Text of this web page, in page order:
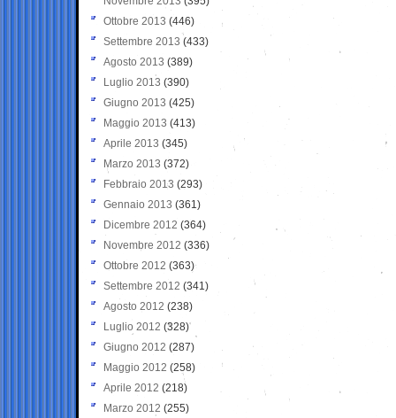
Ottobre 2013 (446)
Settembre 2013 (433)
Agosto 2013 (389)
Luglio 2013 (390)
Giugno 2013 (425)
Maggio 2013 (413)
Aprile 2013 (345)
Marzo 2013 (372)
Febbraio 2013 (293)
Gennaio 2013 (361)
Dicembre 2012 (364)
Novembre 2012 (336)
Ottobre 2012 (363)
Settembre 2012 (341)
Agosto 2012 (238)
Luglio 2012 (328)
Giugno 2012 (287)
Maggio 2012 (258)
Aprile 2012 (218)
Marzo 2012 (255)